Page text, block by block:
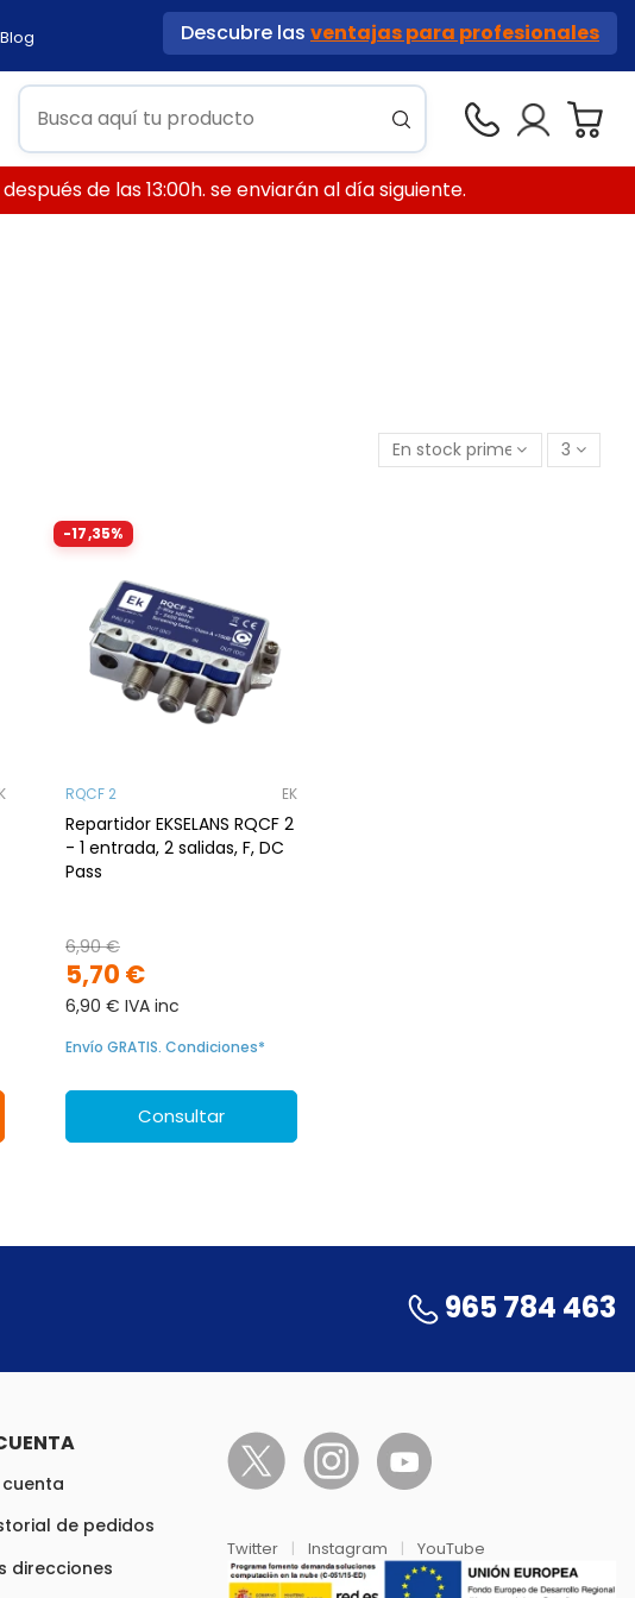
Blog Descubre las ventajas para profesionales
de las 13:00h. se enviarán al día siguiente.
En stock primero 3
-17,35%
RQCF 2 EK
Repartidor EKSELANS RQCF 2
- 1 entrada, 2 salidas, F, DC
Pass
5,70 €
6,90 €
6,90 € IVA inc
Envío GRATIS. Condiciones*
Consultar
965 784 463
cuenta
de pedidos
direcciones
Twitter | Instagram | YouTube